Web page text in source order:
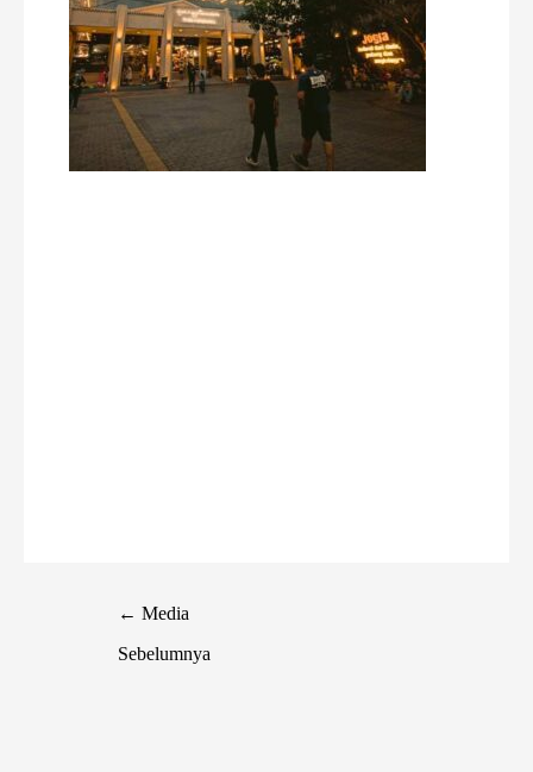
← Media
Sebelumnya